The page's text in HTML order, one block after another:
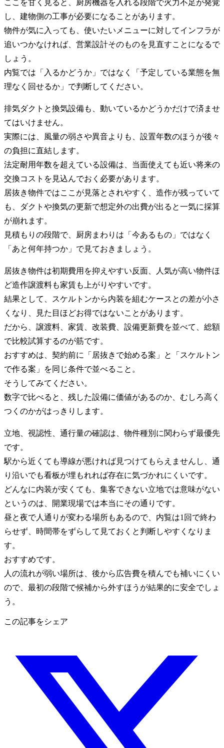
ここを甘く見ると、厨房機器を入れる段階で火力不足が発覚
し、建物側の工事が必要になることがあります。
物件が気に入っても、使いたいメニューに対してインフラが
追いつかなければ、営業設計そのものを見直すことになるで
しょう。
内覧では「入るかどうか」ではなく「予定している業態を無
理なく回せるか」で判断してください。
排気ダクトと換気設備も、動いているかどうかだけで済ませ
てはいけません。
実際には、風量の弱さや異音よりも、設置年数のほうが後々
の負担に直結します。
法定耐用年数を超えている設備は、当面使えても近い将来の
交換コストを見込んでおく必要があります。
居抜き物件ではここが見落とされやすく、造作が残っていて
も、ダクトや換気の更新で想定外の出費が出ると一気に採算
が崩れます。
見積もりの段階で、厨房まわりは「今あるもの」ではなく
「あと何年持つか」で見ておきましょう。
居抜き物件は初期費用を抑えやすい反面、人気が高い物件ほ
ど造作譲渡料も家賃も上がりやすいです。
結果として、スケルトンから内装を組むケースとの差が小さ
くなり、見た目ほどお得ではないことがあります。
だから、譲渡料、家賃、改装費、設備更新費を並べて、総額
で比較試算するのが筋です。
おすすめは、契約前に「居抜きで始める案」と「スケルトン
で作る案」を同じ条件で並べること。
そうしてみてください。
数字で比べると、残した設備に価値があるのか、むしろ高く
つくのかがはっきりします。
立地、視認性、通行量の確認は、物件種別に関わらず最優先
です。
駅から近くても導線が悪ければ見つけてもらえませんし、通
り沿いでも看板が埋もれれば存在に気づかれにくいです。
どんなに内装が安くても、集客できない立地では意味がない
というのは、開業現場では本当にその通りです。
昼と夜で人通りが変わる場所もあるので、内覧は1回で終わ
らせず、時間帯をずらして見ておくと判断しやすくなりま
す。
おすすめです。
人の流れが弱い場所は、後から広告費を積んでも補いにくい
ので、最初の段階で候補から外すほうが結果的に安全でしょ
う。
この記事をシェア